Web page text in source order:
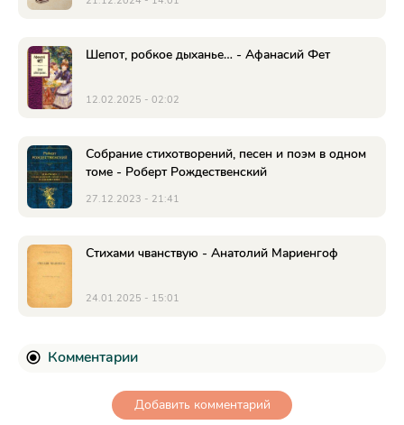
Шепот, робкое дыханье… - Афанасий Фет
12.02.2025 - 02:02
Собрание стихотворений, песен и поэм в одном
томе - Роберт Рождественский
27.12.2023 - 21:41
Стихами чванствую - Анатолий Мариенгоф
24.01.2025 - 15:01
Комментарии
Добавить комментарий